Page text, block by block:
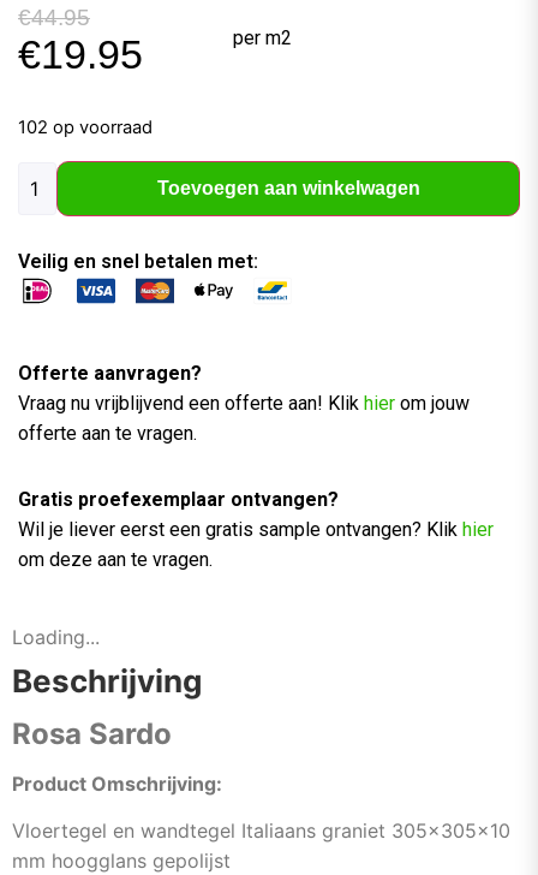
€44.95
€19.95 per m2
102 op voorraad
Toevoegen aan winkelwagen
Veilig en snel betalen met:
Offerte aanvragen?
Vraag nu vrijblijvend een offerte aan! Klik hier om jouw
offerte aan te vragen.
Gratis proefexemplaar ontvangen?
Wil je liever eerst een gratis sample ontvangen? Klik hier
om deze aan te vragen.
Loading...
Beschrijving
Rosa Sardo
Product Omschrijving:
Vloertegel en wandtegel Italiaans graniet 305x305x10
mm hoogglans gepolijst